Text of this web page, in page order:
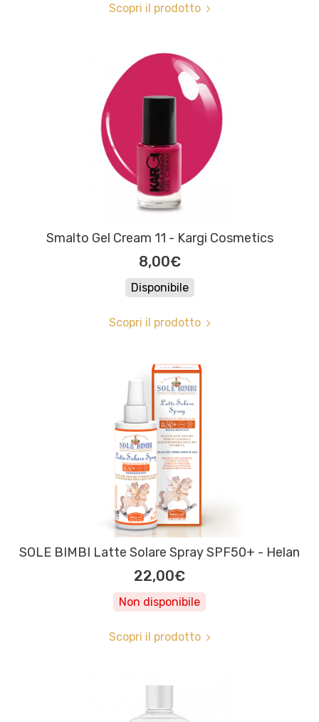
Scopri il prodotto
Smalto Gel Cream 11 - Kargi Cosmetics
8,00€
Disponibile
Scopri il prodotto
SOLE BIMBI Latte Solare Spray SPF50+ - Helan
22,00€
Non disponibile
Scopri il prodotto